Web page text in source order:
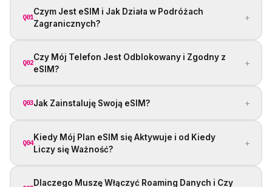
Q01
Czym Jest eSIM i Jak Działa w Podróżach
Zagranicznych?
+
Q02
Czy Mój Telefon Jest Odblokowany i Zgodny z
eSIM?
+
Q03Jak Zainstaluję Swoją eSIM? +
Q04
Kiedy Mój Plan eSIM się Aktywuje i od Kiedy
Liczy się Ważność?
+
Dlaczego Muszę Włączyć Roaming Danych i Czy